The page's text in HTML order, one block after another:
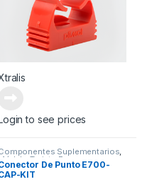
to see prices
Suplementarios,
Tarjeta Expansora
De Punto E700-
KIT